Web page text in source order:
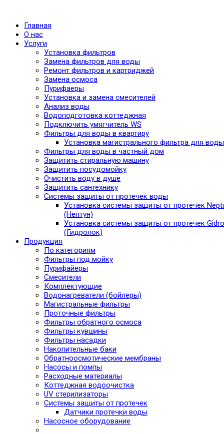
Главная
О нас
Услуги
Установка фильтров
Замена фильтров для воды
Ремонт фильтров и картриджей
Замена осмоса
Пурифаеры
Установка и замена смесителей
Анализ воды
Водоподготовка коттеджная
Подключить умягчитель WS
Фильтры для воды в квартиру
Установка магистрального фильтра для воды
Фильтры для воды в частный дом
Защитить стиральную машину
Защитить посудомойку
Очистить воду в душе
Защитить сантехнику
Системы защиты от протечек воды
Установка системы защиты от протечек
(Нептун)
Установка системы защиты от протечек
(Гидролок)
Продукция
По категориям
Фильтры под мойку
Пурифайеры
Смесители
Комплектующие
Водонагреватели (бойлеры)
Магистральные фильтры
Проточные фильтры
Фильтры обратного осмоса
Фильтры кувшины
Фильтры насадки
Накопительные баки
Обратноосмотические мембраны
Насосы и помпы
Расходные материалы
Коттеджная водоочистка
UV стерилизаторы
Системы защиты от протечек
Датчики протечки воды
Насосное оборудование